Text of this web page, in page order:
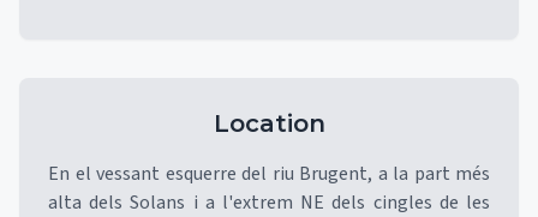
Location
En el vessant esquerre del riu Brugent, a la part més
alta dels Solans i a l'extrem NE dels cingles de les